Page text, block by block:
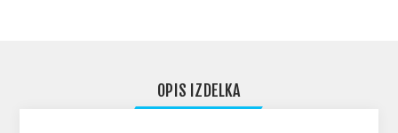
OPIS IZDELKA